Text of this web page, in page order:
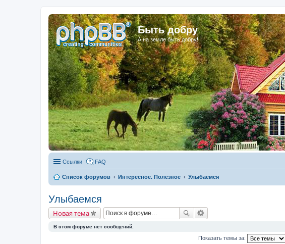
Быть добру
А на земле быть добру!
Ссылки FAQ
Список форумов Интересное. Полезное Улыбаемся
Улыбаемся
Новая тема
В этом форуме нет сообщений.
Показать темы за: